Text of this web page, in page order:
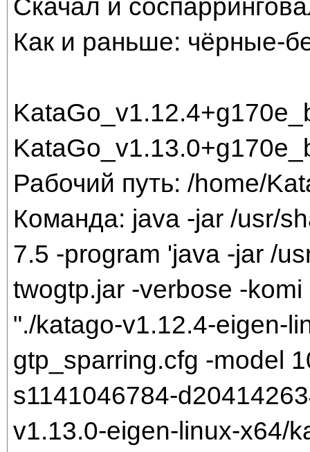
Скачал и
Как и раньше: чёрные-
Рабочий путь: /home/
Команда: java -jar /usr/
7.5 -program 'java -jar /
twogtp.jar -verbose -
"./katago-v1.12.4-eigen-
gtp_sparring.cfg -model
s1141046784-
v1.13.0-eigen-linux-x64/